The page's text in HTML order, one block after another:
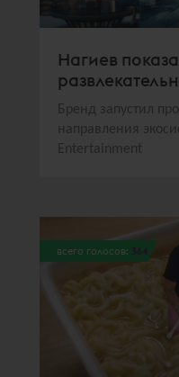
Нагиев
Бренд запустил
направления
Entertainment
всего голосов: 364